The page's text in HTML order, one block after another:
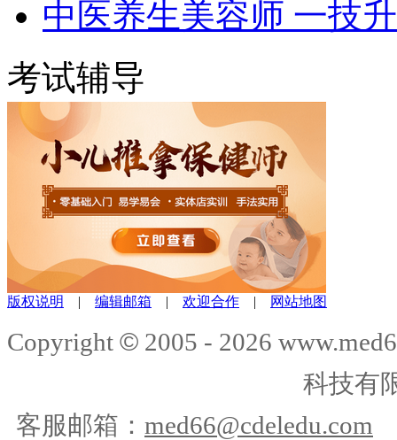
中医养生美容师 一技
考试辅导
版权说明 | 编辑邮箱 | 欢迎合作 | 网站地图
Copyright © 2005 - 2026
科技有
客服邮箱： med66@cdeledu.com